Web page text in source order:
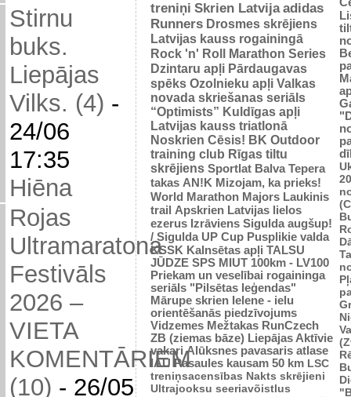
Stirnu
buks.
Liepājas
Vilks. (4) -
24/06
17:35
Hiēna
Rojas
Ultramaratona
Festivāls
2026 –
VIETA
KOMENTĀRIEM
(10) - 26/05
treniņi Skrien Latvija adidas
Runners Drosmes skrējiens
Latvijas kauss rogainingā
Rock 'n' Roll Marathon Series
Dzintaru apļi Pārdaugavas
spēks Ozolnieku apļi Valkas
novada skriešanas seriāls
“Optimists” Kuldīgas apļi
Latvijas kauss triatlonā
Noskrien Cēsis! BK Outdoor
training club Rīgas tiltu
skrējiens Sportlat Balva Tepera
takas AN!K Mizojam, ka prieks!
World Marathon Majors Laukinis
trail Apskrien Latvijas lielos
ezerus Izrāviens Sigulda augšup!
/ Sigulda UP Cup Pusplikie valda
KSSK Kalnsētas apļi TALSU
JŪDZE SPS MIUT 100km - LV100
Priekam un veselībai rogaininga
seriāls "Pilsētas leģendas"
Mārupe skrien Ielene - ielu
orientēšanās piedzīvojums
Vidzemes Mežtakas RunCzech
ZB (ziemas bāze) Liepājas Aktīvie
vakari Alūksnes pavasaris atlase
IAU Pasaules kausam 50 km LSC
treniņsacensības Nakts skrējieni
Ultrajooksu seeriavõistlus